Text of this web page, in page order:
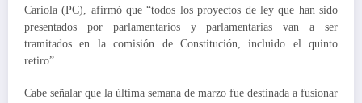
Cariola (PC), afirmó que “todos los proyectos de ley que han sido
presentados por parlamentarios y parlamentarias van a ser
tramitados en la comisión de Constitución, incluido el quinto
retiro”.
Cabe señalar que la última semana de marzo fue destinada a fusionar